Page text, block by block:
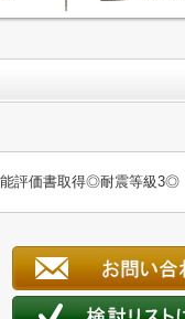
評価書取得◎耐震等級3◎